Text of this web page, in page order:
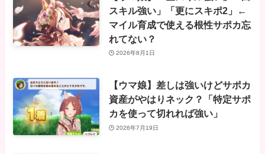
スキル強い」「更にスキポ2」←
マイル育成で使える根性サポカ忘
れてない？
2026年8月1日
【ウマ娘】差しは強いけどサポカ
資産がやはりネック？「特定サポ
カを使って切れれば強い」
2026年7月19日